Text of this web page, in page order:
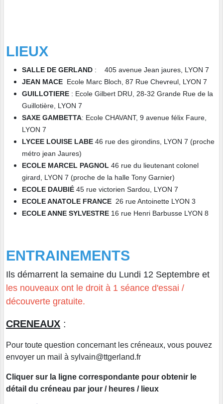
LIEUX
SALLE DE GERLAND : 405 avenue Jean jaures, LYON 7
JEAN MACE Ecole Marc Bloch, 87 Rue Chevreul, LYON 7
GUILLOTIERE : Ecole Gilbert DRU, 28-32 Grande Rue de la
Guillotière, LYON 7
SAXE GAMBETTA: Ecole CHAVANT, 9 avenue félix Faure,
LYON 7
LYCEE LOUISE LABE 46 rue des girondins, LYON 7 (proche
métro jean Jaures)
ECOLE MARCEL PAGNOL 46 rue du lieutenant colonel
girard, LYON 7 (proche de la halle Tony Garnier)
ECOLE DAUBIÉ 45 rue victorien Sardou, LYON 7
ECOLE ANATOLE FRANCE 26 rue Antoinette LYON 3
ECOLE ANNE SYLVESTRE 16 rue Henri Barbusse LYON 8
ENTRAINEMENTS
Ils démarrent la semaine du Lundi 12 Septembre et
les nouveaux ont le droit à 1 séance d'essai /
découverte gratuite.
CRENEAUX :
Pour toute question concernant les créneaux, vous pouvez
envoyer un mail à sylvain@ttgerland.fr
Cliquer sur la ligne correspondante pour obtenir le
détail du créneau par jour / heures / lieux